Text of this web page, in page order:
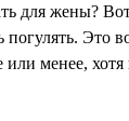
для жены?
погулять. Это
или менее,